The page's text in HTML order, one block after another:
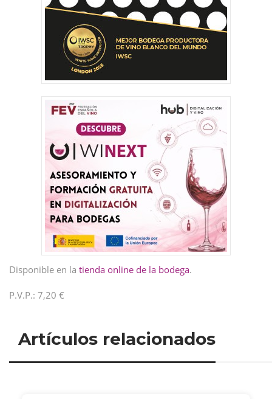
Disponible en la tienda online de la bodega.
P.V.P.: 7,20 €
Artículos relacionados